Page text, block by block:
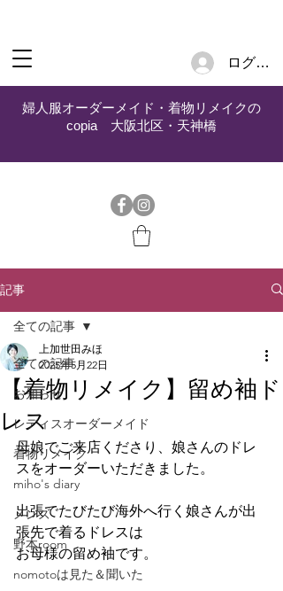
ログイン
婦人服オーダーメイド・着物リメイクの
copia 大阪北区・天神橋
記事
全ての記事
お知らせ
レディスオーダーメイド
着物リメイク
miho's diary
メンズ
野本room
nomotoは見た＆聞いた
全ての記事
【着物リメイク】留め袖ド
レス
上加世田みほ
2025年5月22日
母娘でご来店くださり、娘さんのドレ
スをオーダーいただきました。
出張でたびたび海外へ行く娘さんが出
張先で着るドレスは
お母様の留め袖です。